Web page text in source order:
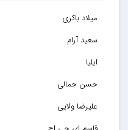
میلاد باکری
سعید آرام
ایلیا
حسن جمالی
علیرضا ولایی